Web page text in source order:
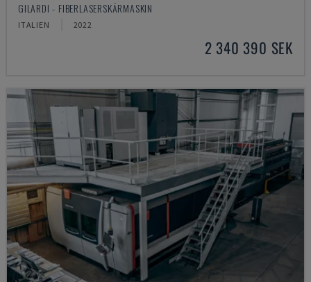
GILARDI - FIBERLASERSKÄRMASKIN
ITALIEN 2022
2 340 390 SEK